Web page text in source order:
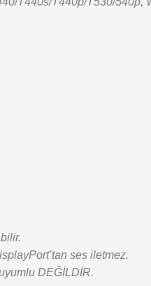
ses iletmez.
DEĞİLDİR.